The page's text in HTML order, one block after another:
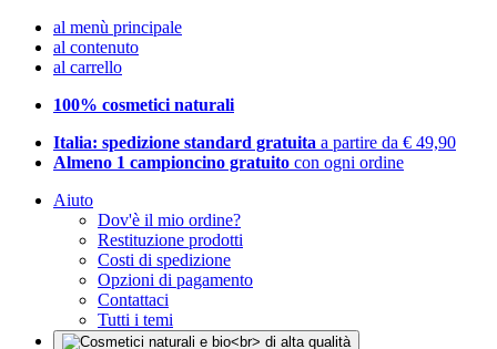
al menù principale
al contenuto
al carrello
100% cosmetici naturali
Italia: spedizione standard gratuita a partire da € 49,90
Almeno 1 campioncino gratuito con ogni ordine
Aiuto
Dov'è il mio ordine?
Restituzione prodotti
Costi di spedizione
Opzioni di pagamento
Contattaci
Tutti i temi